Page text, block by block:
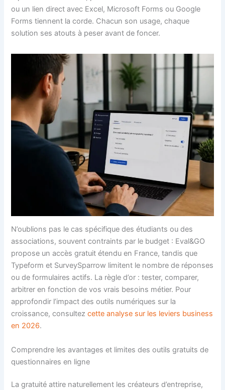
ou un lien direct avec Excel, Microsoft Forms ou Google
Forms tiennent la corde. Chacun son usage, chaque
solution ses atouts à peser avant de foncer.
N’oublions pas le cas spécifique des étudiants ou des
associations, souvent contraints par le budget : Eval&GO
propose un accès gratuit étendu en France, tandis que
Typeform et SurveySparrow limitent le nombre de réponses
ou de formulaires actifs. La règle d’or : tester, comparer,
arbitrer en fonction de vos vrais besoins métier. Pour
approfondir l’impact des outils numériques sur la
croissance, consultezcette analyse sur les leviers business
en 2026.
Comprendre les avantages et limites des outils gratuits de
questionnaires en ligne
La gratuité attire naturellement les créateurs d’entreprise,